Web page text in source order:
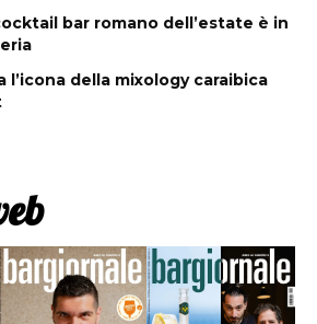
bar romano dell’estate è in
l’icona della mixology caraibica